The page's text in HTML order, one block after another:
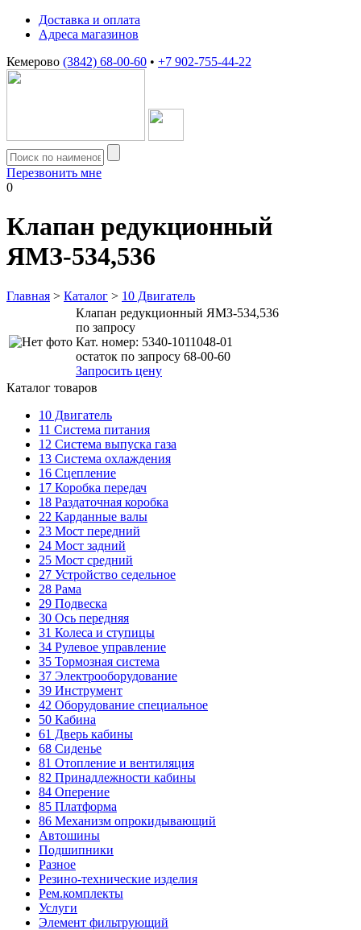
Доставка и оплата
Адреса магазинов
Кемерово (3842) 68-00-60 • +7 902-755-44-22
Перезвонить мне
0
Клапан редукционный
ЯМЗ-534,536
Главная > Каталог > 10 Двигатель
Клапан редукционный ЯМЗ-534,536
по запросу
Кат. номер: 5340-1011048-01
остаток по запросу 68-00-60
Запросить цену
Каталог товаров
10 Двигатель
11 Система питания
12 Система выпуска газа
13 Система охлаждения
16 Сцепление
17 Коробка передач
18 Раздаточная коробка
22 Карданные валы
23 Мост передний
24 Мост задний
25 Мост средний
27 Устройство седельное
28 Рама
29 Подвеска
30 Ось передняя
31 Колеса и ступицы
34 Рулевое управление
35 Тормозная система
37 Электрооборудование
39 Инструмент
42 Оборудование специальное
50 Кабина
61 Дверь кабины
68 Сиденье
81 Отопление и вентиляция
82 Принадлежности кабины
84 Оперение
85 Платформа
86 Механизм опрокидывающий
Автошины
Подшипники
Разное
Резино-технические изделия
Рем.комплекты
Услуги
Элемент фильтрующий